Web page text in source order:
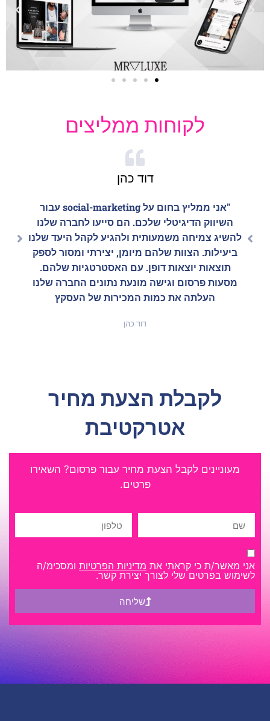
לקוחות ממליצים
דוד כהן
"אני ממליץ בחום על social-marketing עבור
השיווק הדיגיטלי שלכם. הם סייעו לחברה שלנו
להשיג צמיחה משמעותית ולהגיע לקהל היעד שלנו
ביעילות. הצוות שלהם מיומן, יצירתי ומסור לספק
תוצאות יוצאות דופן. עם האסטרטגיות שלהם.
מסעות פרסום וגישה מונעת נתונים החברה שלנו
העלתה את כמות המכירות של העסקץ
דוד כהן
לקבלת הצעת מחיר
אטרקטיבת
מעוניינים לקבל הצעת מחיר עבור פרסום? השאירו
פרטים.
אני מאשר/ת כי קראתי את מדיניות הפרטיות ומסכימ/ה
לשימוש בפרטים שלי לצורך יצירת קשר.
שליחה